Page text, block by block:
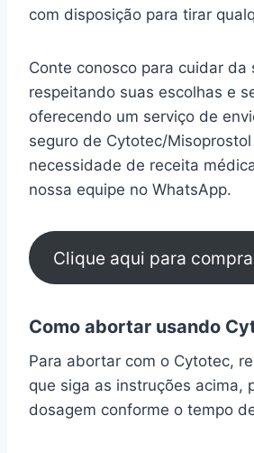
com disposição para tirar
Conte conosco para cuidar da
respeitando suas escolhas e
oferecendo um serviço de
seguro de Cytotec/
necessidade de receita
nossa equipe no WhatsApp.
Clique aqui para
Como abortar usando
Para abortar com o Cytotec,
que siga as instruções acima,
dosagem conforme o tempo